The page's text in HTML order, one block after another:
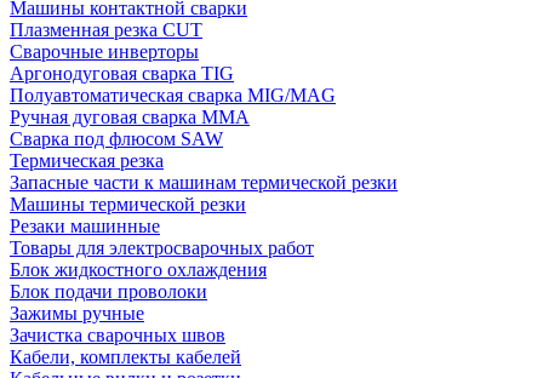
Машины контактной сварки
Плазменная резка CUT
Сварочные инверторы
Аргонодуговая сварка TIG
Полуавтоматическая сварка MIG/MAG
Ручная дуговая сварка MMA
Сварка под флюсом SAW
Термическая резка
Запасные части к машинам термической резки
Машины термической резки
Резаки машинные
Товары для электросварочных работ
Блок жидкостного охлаждения
Блок подачи проволоки
Зажимы ручные
Зачистка сварочных швов
Кабели, комплекты кабелей